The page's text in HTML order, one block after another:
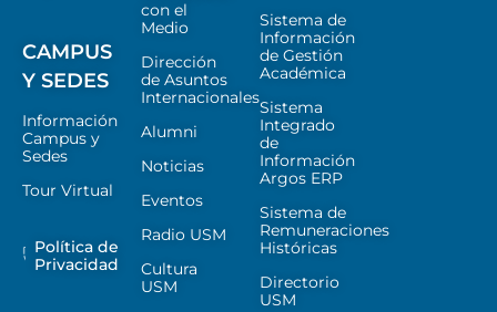
CAMPUS
Y SEDES
Información
Campus y
Sedes
Tour Virtual
Política de
Privacidad
con el
Medio
Dirección
de Asuntos
Internacionales
Alumni
Noticias
Eventos
Radio USM
Cultura
USM
Sistema de
Información
de Gestión
Académica
Sistema
Integrado
de
Información
Argos ERP
Sistema de
Remuneraciones
Históricas
Directorio
USM